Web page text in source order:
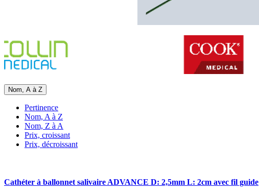
Nom, A à Z
Pertinence
Nom, A à Z
Nom, Z à A
Prix, croissant
Prix, décroissant
Cathéter à ballonnet salivaire ADVANCE D: 2,5mm L: 2cm avec fil guide